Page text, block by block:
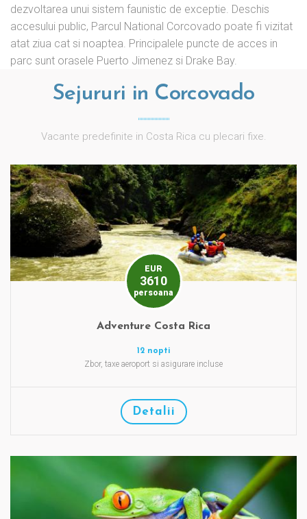
dezvoltarea unui sistem faunistic de exceptie. Deschis
accesului public, Parcul National Corcovado poate fi vizitat
atat ziua cat si noaptea. Principalele puncte de acces in
parc sunt orasele Puerto Jimenez si Drake Bay.
Sejururi in Corcovado
Vacante predefinite in Costa Rica cu plecari fixe.
EUR
3610
persoana
Adventure Costa Rica
12 nopti
Zbor, taxe aeroport si asigurare incluse
Detalii